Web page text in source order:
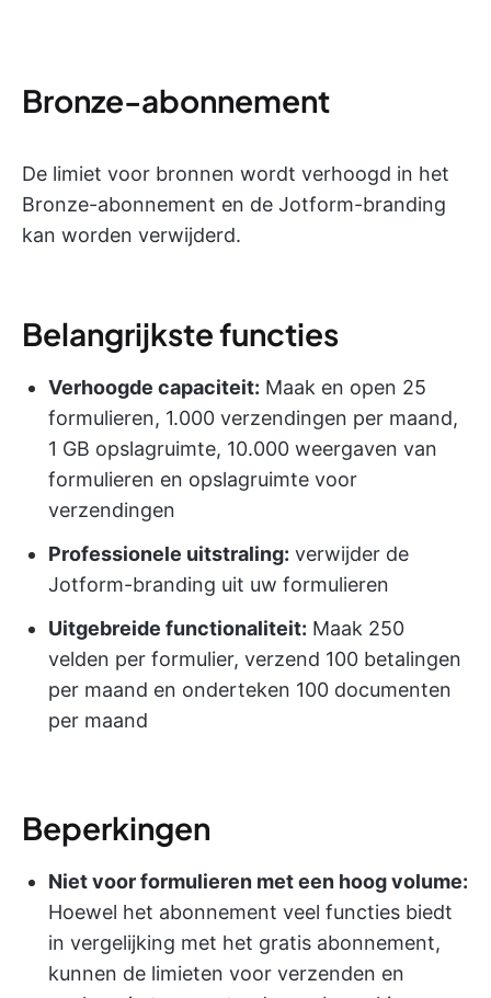
Bronze-abonnement
De limiet voor bronnen wordt verhoogd in het
Bronze-abonnement en de Jotform-branding
kan worden verwijderd.
Belangrijkste functies
Verhoogde capaciteit: Maak en open 25
formulieren, 1.000 verzendingen per maand,
1 GB opslagruimte, 10.000 weergaven van
formulieren en opslagruimte voor
verzendingen
Professionele uitstraling: verwijder de
Jotform-branding uit uw formulieren
Uitgebreide functionaliteit: Maak 250
velden per formulier, verzend 100 betalingen
per maand en onderteken 100 documenten
per maand
Beperkingen
Niet voor formulieren met een hoog volume:
Hoewel het abonnement veel functies biedt
in vergelijking met het gratis abonnement,
kunnen de limieten voor verzenden en